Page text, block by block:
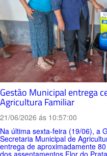
Gestão Municipal entrega
Agricultura Familiar
21/06/2026 ás 10:57:00
Na última sexta-feira (19/06), a
Secretaria Municipal de
entrega de aproximadamente